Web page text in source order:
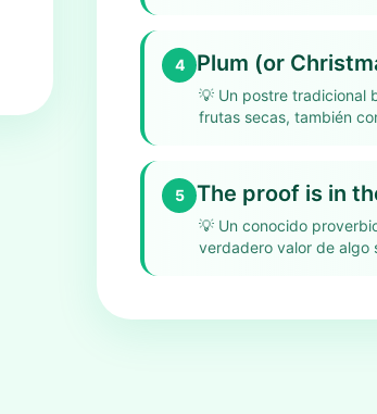
4 Plum (or
💡 Un postre tradicional
frutas secas, también
5 The proof is in
💡 Un conocido
verdadero valor de algo